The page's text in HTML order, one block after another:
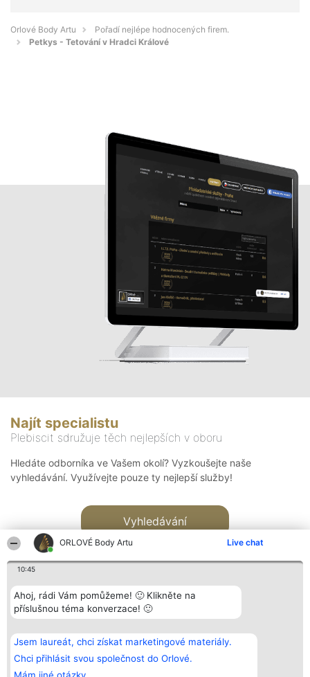
ORLOVÉ Body Artu Live chat
10:45
Ahoj, rádi Vám pomůžeme! 🙂 Klikněte na
příslušnou téma konverzace! 🙂
Jsem laureát, chci získat marketingové materiály.
Chci přihlásit svou společnost do Orlové.
Orlové Body Artu
Pořadí nejlépe hodnocených firem.
Petkys - Tetování v Hradci Králové
Najít specialistu
Plebiscit sdružuje těch nejlepších v oboru
Hledáte odborníka ve Vašem okolí? Vyzkoušejte naše
vyhledávání. Využívejte pouze ty nejlepší služby!
Vyhledávání
Bright Side Solutions sp. z o.
o. sp. k.
ul. Ruska 22
Wrocław 50-079
KRS 0000749100 | Regon
Vítězové
Seznam všech
laureátů
Zásady
Kontakt